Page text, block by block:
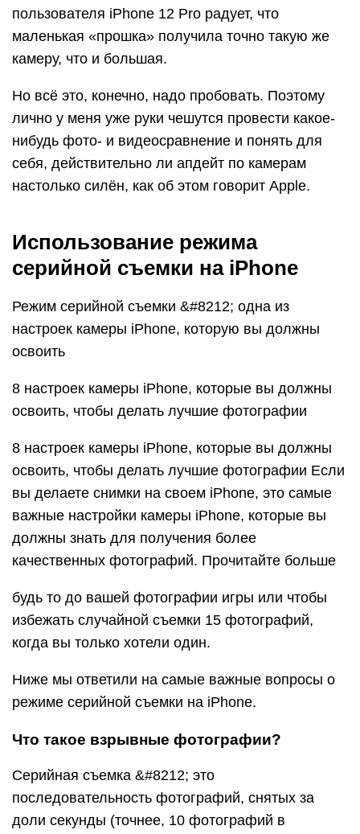
пользователя iPhone 12 Pro радует, что
маленькая «прошка» получила точно такую же
камеру, что и большая.
Но всё это, конечно, надо пробовать. Поэтому
лично у меня уже руки чешутся провести какое-
нибудь фото- и видеосравнение и понять для
себя, действительно ли апдейт по камерам
настолько силён, как об этом говорит Apple.
Использование режима
серийной съемки на iPhone
Режим серийной съемки &#8212; одна из
настроек камеры iPhone, которую вы должны
освоить
8 настроек камеры iPhone, которые вы должны
освоить, чтобы делать лучшие фотографии
8 настроек камеры iPhone, которые вы должны
освоить, чтобы делать лучшие фотографии Если
вы делаете снимки на своем iPhone, это самые
важные настройки камеры iPhone, которые вы
должны знать для получения более
качественных фотографий. Прочитайте больше
будь то до вашей фотографии игры или чтобы
избежать случайной съемки 15 фотографий,
когда вы только хотели один.
Ниже мы ответили на самые важные вопросы о
режиме серийной съемки на iPhone.
Что такое взрывные фотографии?
Серийная съемка &#8212; это
последовательность фотографий, снятых за
доли секунды (точнее, 10 фотографий в